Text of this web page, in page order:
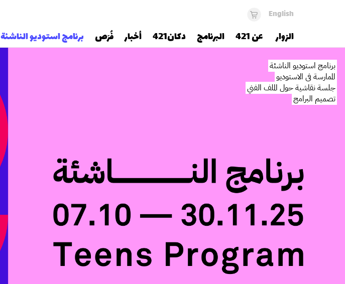
برنامج استوديو الناشئة
الممارسة في الاستوديو
جلسة نقاشية حول الملف الفني
تصميم البرامج
English
الزوار عن 421 البرنامج دكان421 أخبار فُرَص برنامج استوديو الناشئة